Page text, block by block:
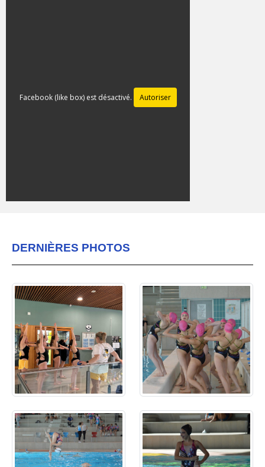
Facebook (like box) est désactivé. Autoriser
DERNIÈRES PHOTOS